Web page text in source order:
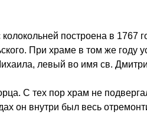
построена в 1767
При храме в том же году
левый во имя св.
С тех пор храм не
он внутри был весь